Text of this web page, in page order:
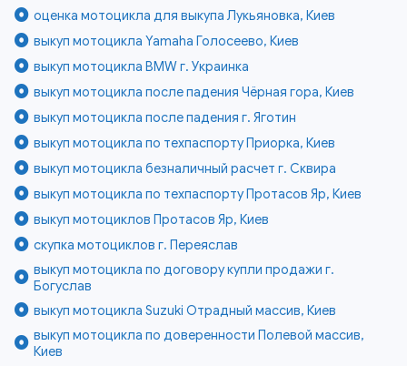
оценка мотоцикла для выкупа Лукьяновка, Киев
выкуп мотоцикла Yamaha Голосеево, Киев
выкуп мотоцикла BMW г. Украинка
выкуп мотоцикла после падения Чёрная гора, Киев
выкуп мотоцикла после падения г. Яготин
выкуп мотоцикла по техпаспорту Приорка, Киев
выкуп мотоцикла безналичный расчет г. Сквира
выкуп мотоцикла по техпаспорту Протасов Яр, Киев
выкуп мотоциклов Протасов Яр, Киев
скупка мотоциклов г. Переяслав
выкуп мотоцикла по договору купли продажи г.
Богуслав
выкуп мотоцикла Suzuki Отрадный массив, Киев
выкуп мотоцикла по доверенности Полевой массив,
Киев